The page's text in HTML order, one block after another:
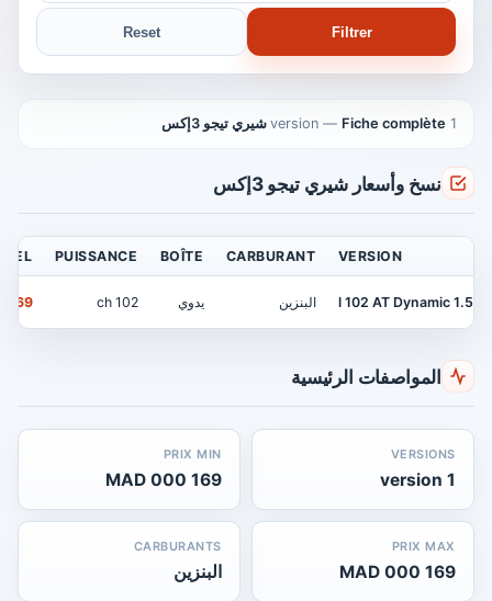
Filtrer
Reset
1 version
— Fiche complète شيري تيجو 3إكس
نسخ وأسعار شيري تيجو 3إكس
VERSION
CARBURANT
BOÎTE
PUISSANCE
1.5 l 102 AT Dynamic البنزين يدوي 102 ch
169 000 MAD
المواصفات الرئيسية
VERSIONS
1 version
PRIX MIN
169 000 MAD
PRIX MAX
169 000 MAD
CARBURANTS
البنزين